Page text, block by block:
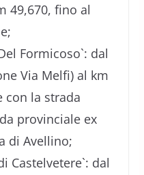
49,670, fino al
Formicoso`: dal
Via Melfi) al km
con la strada
provinciale ex
di Avellino;
Castelvetere`: dal